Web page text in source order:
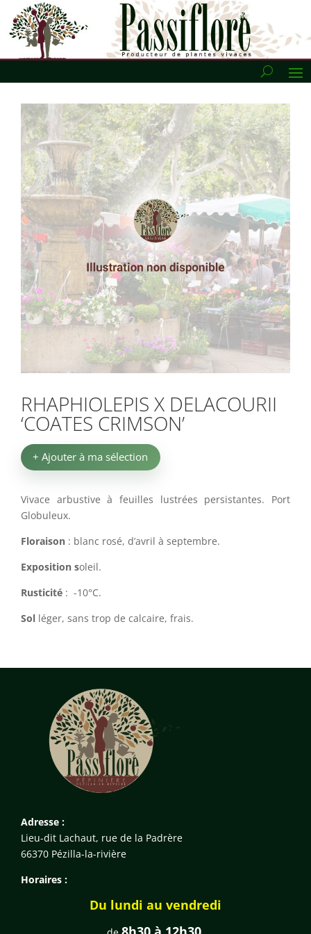
RHAPHIOLEPIS X DELACOURII
‘COATES CRIMSON’
+ Ajouter à ma sélection
Vivace arbustive à feuilles lustrées persistantes. Port
Globuleux.
Floraison : blanc rosé, d’avril à septembre.
Exposition soleil.
Rusticité : -10°C.
Sol léger, sans trop de calcaire, frais.
Adresse :
Lieu-dit Lachaut, rue de la Padrère
66370 Pézilla-la-rivière
Horaires :
Du lundi au vendredi